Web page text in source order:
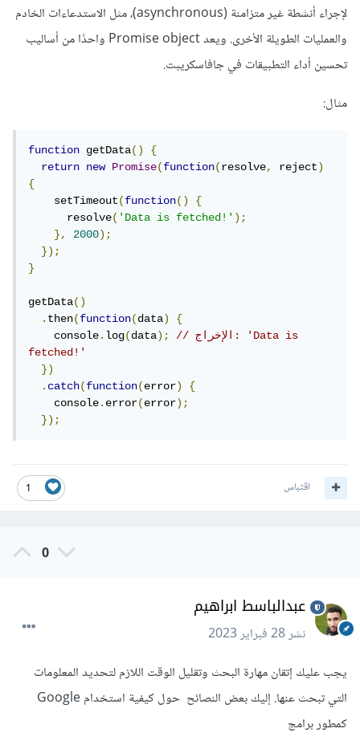
لإجراء أنشطة غير متزامنة (asynchronous)، مثل الاستدعاءات الخادم
والعمليات الطويلة الأخرى. ويعد Promise object واحدًا من أساليب
تحسين أداء التطبيقات في جافاسكريبت.
مثال:
function getData()
{
return
new Promise(function(resolve, reject)
{
    setTimeout
(function()
{
      resolve
('Data is fetched!');
},
2000);
});
}
getData()
.then(function(data)
{
    console
.log(data);
// الإخراج: 'Data is
fetched!'
})
.catch(function(error)
{
    console
.error(error);
});
1 اقتباس
0
عبدالباسط ابراهيم
نشر28 فبراير 2023
يجب عليك إتقان مهارة البحث وتقليل الوقت اللازم لتحديد المعلومات
التي تبحث عنها. إليك بعض النصائح حول كيفية استخدام Google
كمطور برامج